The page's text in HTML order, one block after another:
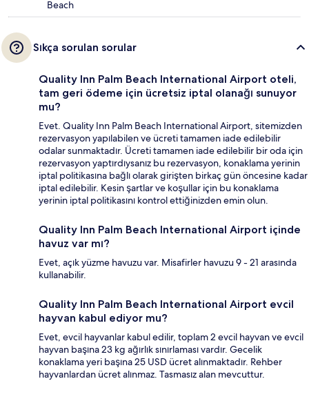
Beach
Sıkça sorulan sorular
Quality Inn Palm Beach International Airport oteli,
tam geri ödeme için ücretsiz iptal olanağı sunuyor
mu?
Evet. Quality Inn Palm Beach International Airport, sitemizden
rezervasyon yapılabilen ve ücreti tamamen iade edilebilir
odalar sunmaktadır. Ücreti tamamen iade edilebilir bir oda için
rezervasyon yaptırdıysanız bu rezervasyon, konaklama yerinin
iptal politikasına bağlı olarak girişten birkaç gün öncesine kadar
iptal edilebilir. Kesin şartlar ve koşullar için bu konaklama
yerinin iptal politikasını kontrol ettiğinizden emin olun.
Quality Inn Palm Beach International Airport içinde
havuz var mı?
Evet, açık yüzme havuzu var. Misafirler havuzu 9 - 21 arasında
kullanabilir.
Quality Inn Palm Beach International Airport evcil
hayvan kabul ediyor mu?
Evet, evcil hayvanlar kabul edilir, toplam 2 evcil hayvan ve evcil
hayvan başına 23 kg ağırlık sınırlaması vardır. Gecelik
konaklama yeri başına 25 USD ücret alınmaktadır. Rehber
hayvanlardan ücret alınmaz. Tasmasız alan mevcuttur.